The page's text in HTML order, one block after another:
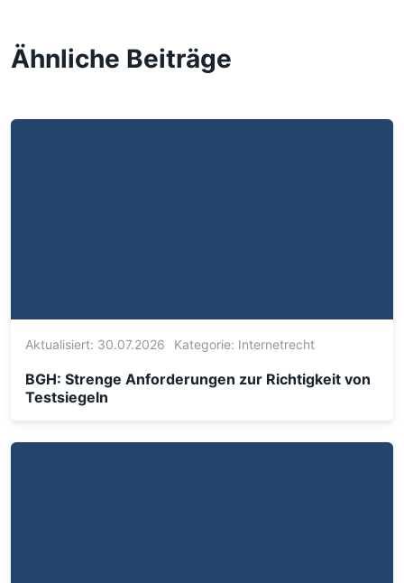
Ähnliche Beiträge
Aktualisiert: 30.07.2026 Kategorie: Internetrecht
BGH: Strenge Anforderungen zur Richtigkeit von
Testsiegeln